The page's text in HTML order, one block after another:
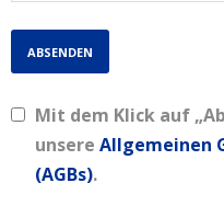
Mit dem Klick auf
unsere Allgemeinen
(AGBs).